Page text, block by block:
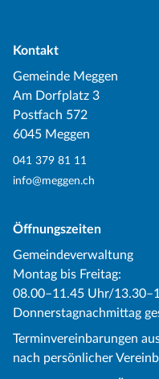
Kontakt
Gemeinde Meggen
Am Dorfplatz 3
Postfach 572
6045 Meggen
041 379 81 11
info@meggen.ch
Öffnungszeiten
Gemeindeverwaltung
Montag bis Freitag:
08.00–11.45 Uhr/
Donnerstagnachmittag
Terminvereinbarungen
nach persönlicher